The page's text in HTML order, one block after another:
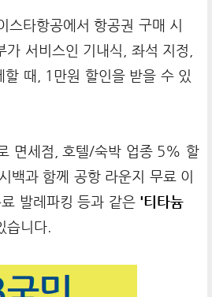
스타항공에서 항공권 구매 시
서비스인 기내식, 좌석 지정,
할 때, 1만원 할인을 받을 수 있
면세점, 호텔/숙박 업종 5% 할
백과 함께 공항 라운지 무료 이
발레파킹 등과 같은'티타늄
습니다.